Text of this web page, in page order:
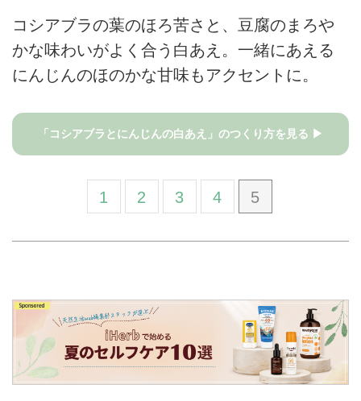
コシアブラの葉のほろ苦さと、豆腐のまろや
かな味わいがよく合う白あえ。一緒にあえる
にんじんのほのかな甘味もアクセントに。
「コシアブラとにんじんの白あえ」のつくり方を見る ▶
1 2 3 4 5